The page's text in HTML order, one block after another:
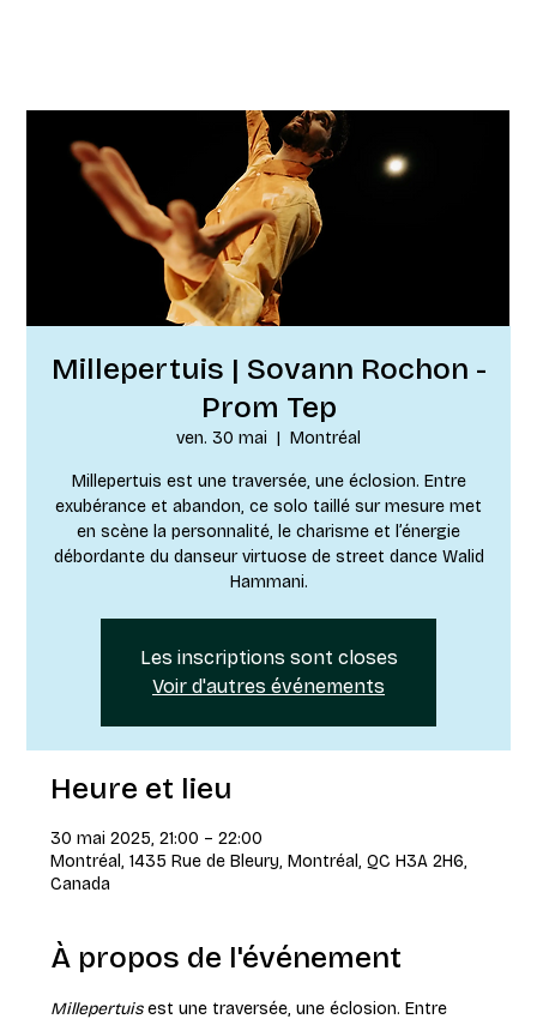
Millepertuis | Sovann Rochon -
Prom Tep
ven. 30 mai
  |
Montréal
Millepertuis est une traversée, une éclosion. Entre
exubérance et abandon, ce solo taillé sur mesure met
en scène la personnalité, le charisme et l’énergie
débordante du danseur virtuose de street dance Walid
Hammani.
Les inscriptions sont closes
Voir d'autres événements
Heure et lieu
30 mai 2025, 21:00 – 22:00
Montréal, 1435 Rue de Bleury, Montréal, QC H3A 2H6,
Canada
À propos de l'événement
Millepertuis est une traversée, une éclosion. Entre